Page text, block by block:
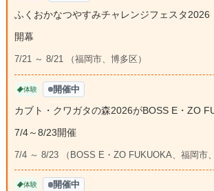
ふくおかなつやすみチャレンジフェスタ2026
開幕
7/21 ～ 8/21 （福岡市、博多区）
体験 開催中
カブト・クワガタの森2026がBOSS E・ZO
7/4～8/23開催
7/4 ～ 8/23 （BOSS E・ZO FUKUOKA、福岡市
体験 開催中